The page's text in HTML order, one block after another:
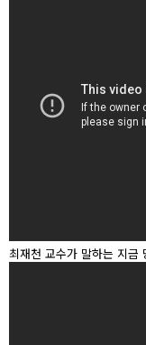
최재천 교수가 말하는 지